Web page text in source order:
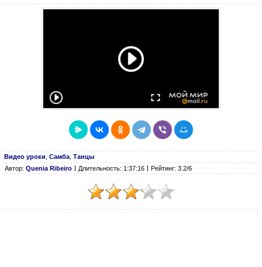
Видео уроки Самба Танцы
Автор: Quenia Ribeiro Длительность: 1:37:16 Рейтинг: 3.2/6